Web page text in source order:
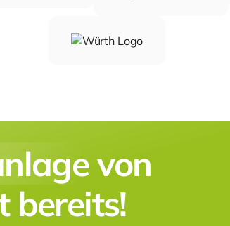
von
bereits!